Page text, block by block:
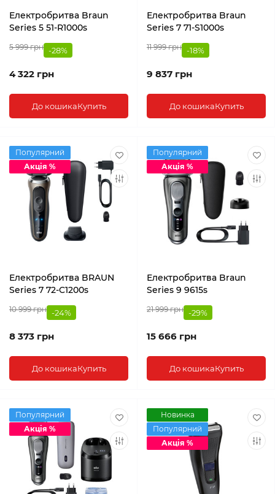
Електробритва Braun
Series 5 51-R1000s
5 999 грн -28%
4 322 грн
До кошикаКупить
Електробритва Braun
Series 7 71-S1000s
11 999 грн -18%
9 837 грн
До кошикаКупить
Популярний
Акція %
Електробритва BRAUN
Series 7 72-C1200s
10 999 грн -24%
8 373 грн
До кошикаКупить
Популярний
Акція %
Електробритва Braun
Series 9 9615s
21 999 грн -29%
15 666 грн
До кошикаКупить
Популярний
Акція %
Новинка
Популярний
Акція %